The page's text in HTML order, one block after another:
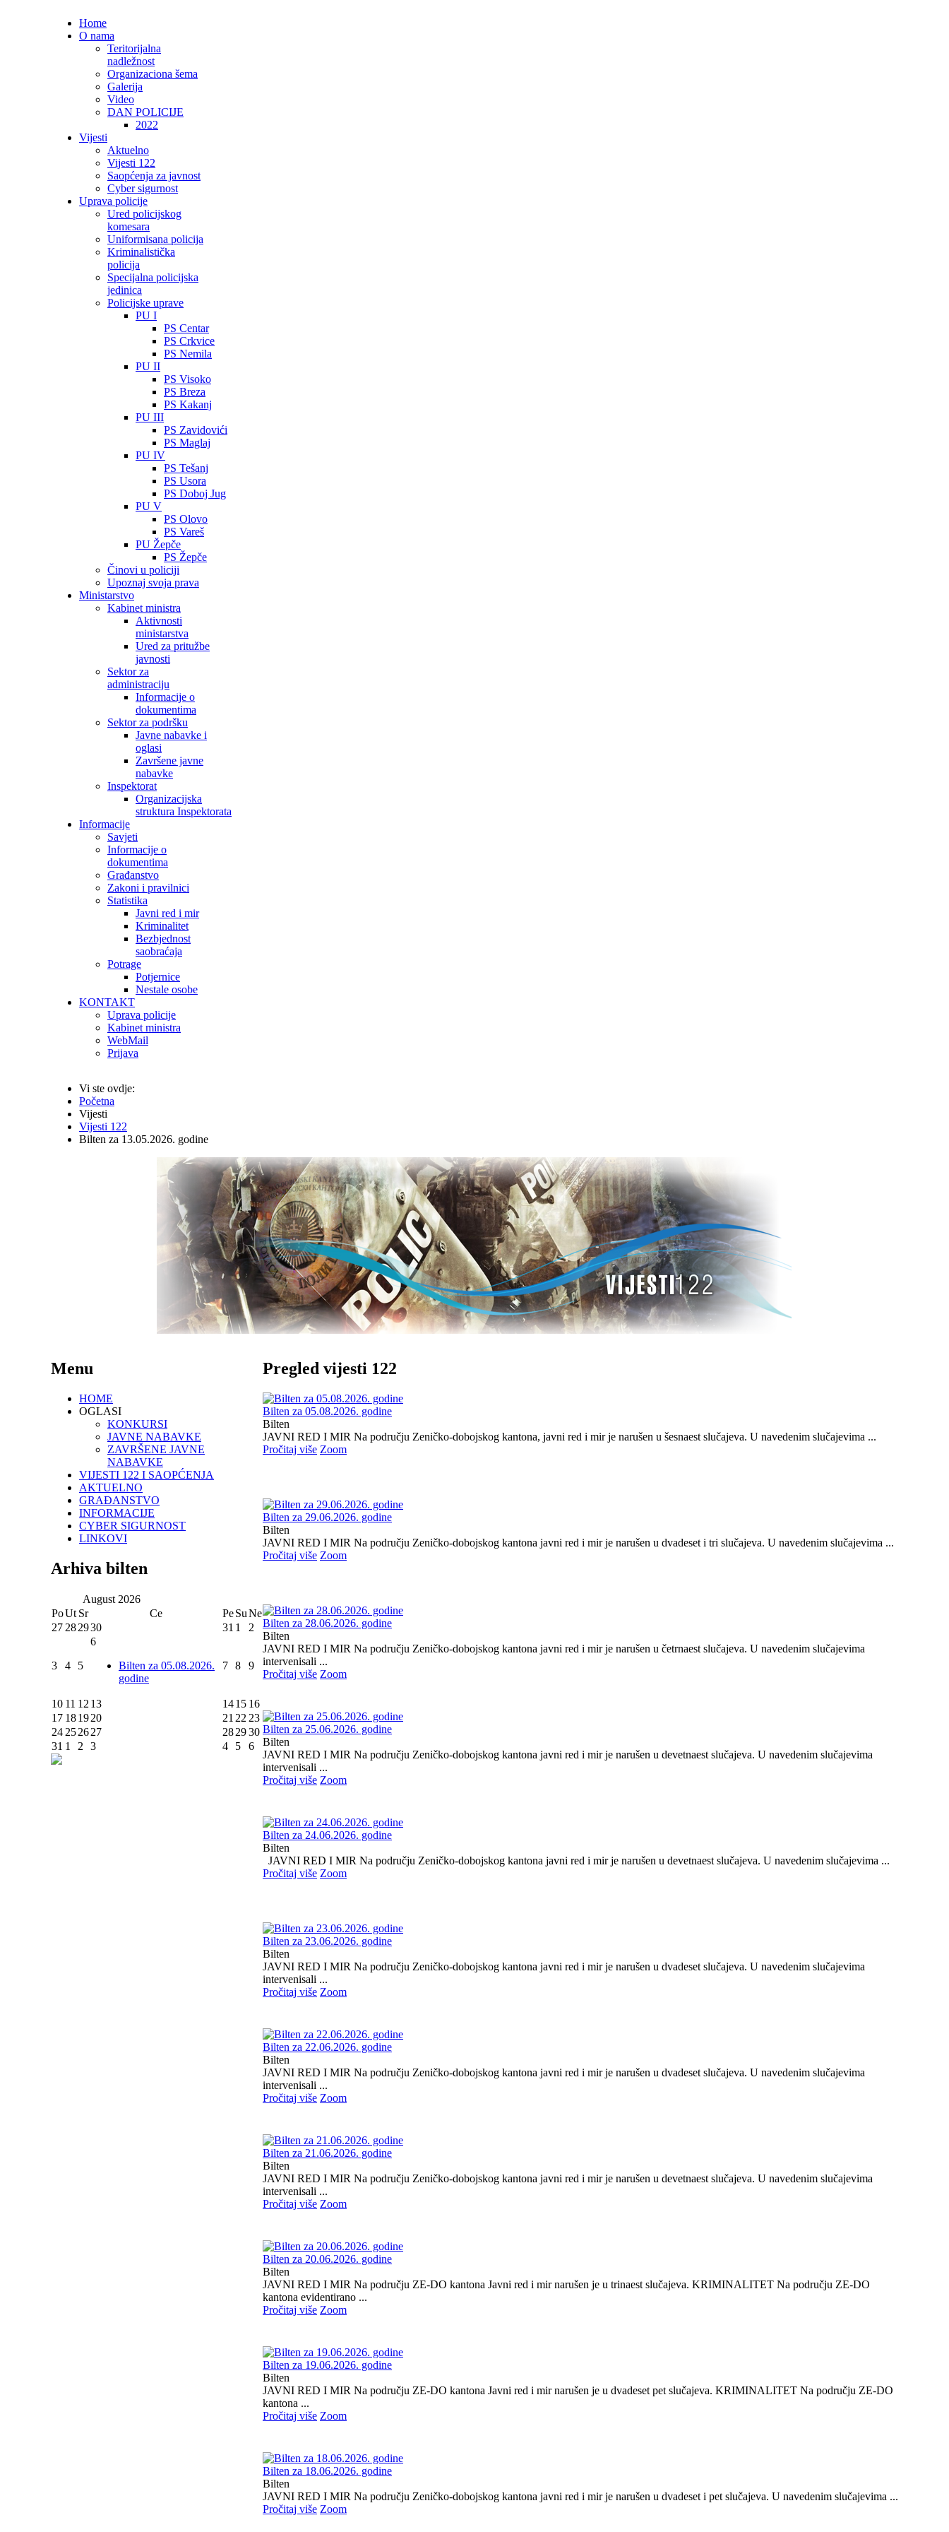
Home
O nama
Teritorijalna
nadležnost
Organizaciona šema
Galerija
Video
DAN POLICIJE
2022
Vijesti
Aktuelno
Vijesti 122
Saopćenja za javnost
Cyber sigurnost
Uprava policije
Ured policijskog
komesara
Uniformisana policija
Kriminalistička
policija
Specijalna policijska
jedinica
Policijske uprave
PU I
PS Centar
PS Crkvice
PS Nemila
PU II
PS Visoko
PS Breza
PS Kakanj
PU III
PS Zavidovići
PS Maglaj
PU IV
PS Tešanj
PS Usora
PS Doboj Jug
PU V
PS Olovo
PS Vareš
PU Žepče
PS Žepče
Činovi u policiji
Upoznaj svoja prava
Ministarstvo
Kabinet ministra
Aktivnosti
ministarstva
Ured za pritužbe
javnosti
Sektor za
administraciju
Informacije o
dokumentima
Sektor za podršku
Javne nabavke i
oglasi
Završene javne
nabavke
Inspektorat
Organizacijska
struktura Inspektorata
Informacije
Savjeti
Informacije o
dokumentima
Građanstvo
Zakoni i pravilnici
Statistika
Javni red i mir
Kriminalitet
Bezbjednost
saobraćaja
Potrage
Potjernice
Nestale osobe
KONTAKT
Uprava policije
Kabinet ministra
WebMail
Prijava
Vi ste ovdje:
Početna
Vijesti
Vijesti 122
Bilten za 13.05.2026. godine
Pregled vijesti 122
Bilten za 05.08.2026. godine
Bilten
JAVNI RED I MIR Na području Zeničko-dobojskog kantona, javni red i mir je narušen u šesnaest slučajeva. U navedenim slučajevima ...
Pročitaj više Zoom
Bilten za 29.06.2026. godine
Bilten
JAVNI RED I MIR Na području Zeničko-dobojskog kantona javni red i mir je narušen u dvadeset i tri slučajeva. U navedenim slučajevima ...
Pročitaj više Zoom
Bilten za 28.06.2026. godine
Bilten
JAVNI RED I MIR Na području Zeničko-dobojskog kantona javni red i mir je narušen u četrnaest slučajeva. U navedenim slučajevima
intervenisali ...
Pročitaj više Zoom
Bilten za 25.06.2026. godine
Bilten
JAVNI RED I MIR Na području Zeničko-dobojskog kantona javni red i mir je narušen u devetnaest slučajeva. U navedenim slučajevima
intervenisali ...
Pročitaj više Zoom
Bilten za 24.06.2026. godine
Bilten
JAVNI RED I MIR Na području Zeničko-dobojskog kantona javni red i mir je narušen u devetnaest slučajeva. U navedenim slučajevima ...
Pročitaj više Zoom
Bilten za 23.06.2026. godine
Bilten
JAVNI RED I MIR Na području Zeničko-dobojskog kantona javni red i mir je narušen u dvadeset slučajeva. U navedenim slučajevima
intervenisali ...
Pročitaj više Zoom
Bilten za 22.06.2026. godine
Bilten
JAVNI RED I MIR Na području Zeničko-dobojskog kantona javni red i mir je narušen u dvadeset slučajeva. U navedenim slučajevima
intervenisali ...
Pročitaj više Zoom
Bilten za 21.06.2026. godine
Bilten
JAVNI RED I MIR Na području Zeničko-dobojskog kantona javni red i mir je narušen u devetnaest slučajeva. U navedenim slučajevima
intervenisali ...
Pročitaj više Zoom
Bilten za 20.06.2026. godine
Bilten
JAVNI RED I MIR Na području ZE-DO kantona Javni red i mir narušen je u trinaest slučajeva. KRIMINALITET Na području ZE-DO
kantona evidentirano ...
Pročitaj više Zoom
Bilten za 19.06.2026. godine
Bilten
JAVNI RED I MIR Na području ZE-DO kantona Javni red i mir narušen je u dvadeset pet slučajeva. KRIMINALITET Na području ZE-DO
kantona ...
Pročitaj više Zoom
Bilten za 18.06.2026. godine
Bilten
JAVNI RED I MIR Na području Zeničko-dobojskog kantona javni red i mir je narušen u dvadeset i pet slučajeva. U navedenim slučajevima ...
Pročitaj više Zoom
Menu
HOME
OGLASI
KONKURSI
JAVNE NABAVKE
ZAVRŠENE JAVNE
NABAVKE
VIJESTI 122 I SAOPĆENJA
AKTUELNO
GRAĐANSTVO
INFORMACIJE
CYBER SIGURNOST
LINKOVI
Arhiva bilten
August 2026
PoUt Sr Ce PeSuNe
27 282930 31 1 2
3 4 5
6
Bilten za 05.08.2026.
godine
7 8 9
10 11 12 13 1415 16
17 181920 21 22 23
24 252627 282930
31 1 2 3 4 5 6